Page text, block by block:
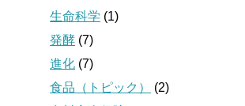
生命科学 (1)
発酵 (7)
進化 (7)
食品（トピック）
(2)